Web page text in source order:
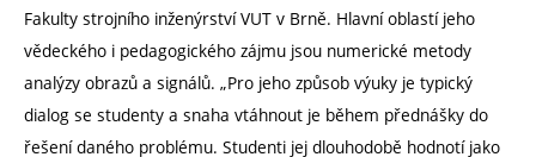
Fakulty strojního inženýrství VUT v Brně. Hlavní oblastí jeho
vědeckého i pedagogického zájmu jsou numerické metody
analýzy obrazů a signálů. „Pro jeho způsob výuky je typický
dialog se studenty a snaha vtáhnout je během přednášky do
řešení daného problému. Studenti jej dlouhodobě hodnotí jako